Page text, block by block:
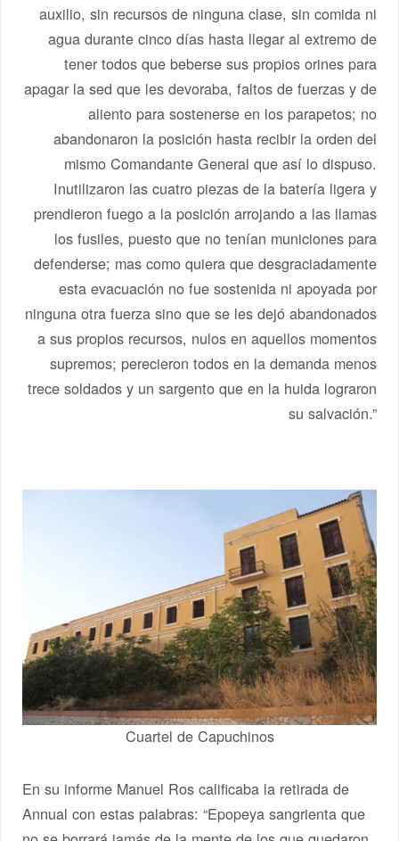
auxilio, sin recursos de ninguna clase, sin comida ni
agua durante cinco días hasta llegar al extremo de
tener todos que beberse sus propios orines para
apagar la sed que les devoraba, faltos de fuerzas y de
aliento para sostenerse en los parapetos; no
abandonaron la posición hasta recibir la orden del
mismo Comandante General que así lo dispuso.
Inutilizaron las cuatro piezas de la batería ligera y
prendieron fuego a la posición arrojando a las llamas
los fusiles, puesto que no tenían municiones para
defenderse; mas como quiera que desgraciadamente
esta evacuación no fue sostenida ni apoyada por
ninguna otra fuerza sino que se les dejó abandonados
a sus propios recursos, nulos en aquellos momentos
supremos; perecieron todos en la demanda menos
trece soldados y un sargento que en la huida lograron
su salvación.”
Cuartel de Capuchinos
En su informe Manuel Ros calificaba la retirada de
Annual con estas palabras: “Epopeya sangrienta que